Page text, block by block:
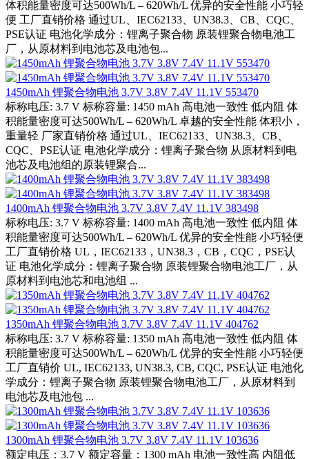
体积能量密度可达500Wh/L – 620Wh/L 优异的安全性能 小巧轻
便 工厂直销价格 通过UL、IEC62133、UN38.3、CB、CQC、
PSE认证 电池化学成分：锂离子聚合物 原装锂聚合物电池工
厂，从原材料到电池芯及电池包...
1450mAh 锂聚合物电池 3.7V 3.8V 7.4V 11.1V 553470
标称电压: 3.7 V 标称容量: 1450 mAh 高电池一致性 低内阻 体
积能量密度可达500Wh/L – 620Wh/L 卓越的安全性能 体积小，
重量轻 厂家直销价格 通过UL、IEC62133、UN38.3、CB、
CQC、PSE认证 电池化学成分：锂离子聚合物 从原材料到电
池芯及电池组的原装锂聚合...
1400mAh 锂聚合物电池 3.7V 3.8V 7.4V 11.1V 383498
标称电压: 3.7 V 标称容量: 1400 mAh 高电池一致性 低内阻 体
积能量密度可达500Wh/L – 620Wh/L 优异的安全性能 小巧轻便
工厂直销价格 UL，IEC62133，UN38.3，CB，CQC，PSE认
证 电池化学成分：锂离子聚合物 原装锂聚合物电池工厂，从
原材料到电池芯和电池组 ...
1350mAh 锂聚合物电池 3.7V 3.8V 7.4V 11.1V 404762
标称电压: 3.7 V 标称容量: 1350 mAh 高电池一致性 低内阻 体
积能量密度可达500Wh/L – 620Wh/L 优异的安全性能 小巧轻便
工厂直销价 UL, IEC62133, UN38.3, CB, CQC, PSE认证 电池化
学成分：锂离子聚合物 原装锂聚合物电池工厂，从原材料到
电池芯及电池包 ...
1300mAh 锂聚合物电池 3.7V 3.8V 7.4V 11.1V 103636
额定电压：3.7 V 额定容量：1300 mAh 电池一致性高 内阻低